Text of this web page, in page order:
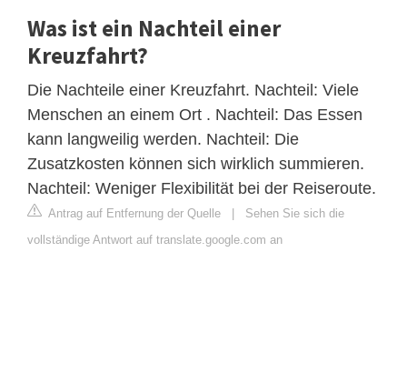
Was ist ein Nachteil einer
Kreuzfahrt?
Die Nachteile einer Kreuzfahrt. Nachteil: Viele
Menschen an einem Ort . Nachteil: Das Essen
kann langweilig werden. Nachteil: Die
Zusatzkosten können sich wirklich summieren.
Nachteil: Weniger Flexibilität bei der Reiseroute.
Antrag auf Entfernung der Quelle | Sehen Sie sich die
vollständige Antwort auf translate.google.com an